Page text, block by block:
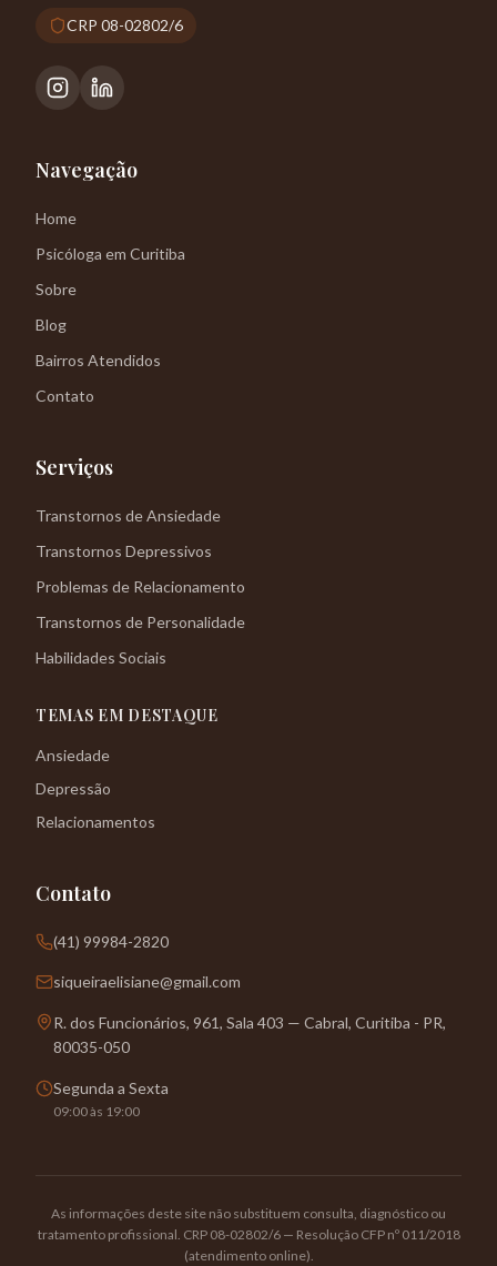
CRP 08-02802/6
Navegação
Home
Psicóloga em Curitiba
Sobre
Blog
Bairros Atendidos
Contato
Serviços
Transtornos de Ansiedade
Transtornos Depressivos
Problemas de Relacionamento
Transtornos de Personalidade
Habilidades Sociais
TEMAS EM DESTAQUE
Ansiedade
Depressão
Relacionamentos
Contato
(41) 99984-2820
siqueiraelisiane@gmail.com
R. dos Funcionários, 961, Sala 403 — Cabral, Curitiba - PR,
80035-050
Segunda a Sexta
09:00 às 19:00
As informações deste site não substituem consulta, diagnóstico ou
tratamento profissional. CRP 08-02802/6 — Resolução CFP nº 011/2018
(atendimento online).